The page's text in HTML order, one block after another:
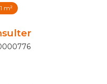
m²